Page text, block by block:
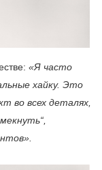
«Я часто
хайку. Это
во всех деталях,